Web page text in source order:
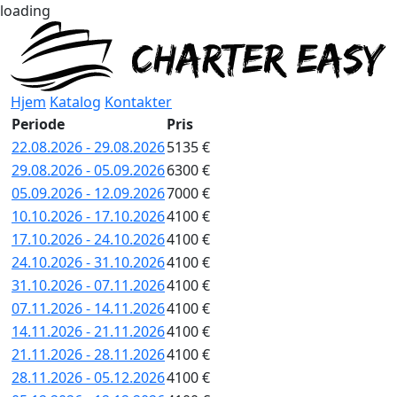
loading
Hjem Katalog Kontakter
Periode
Pris
22.08.2026 - 29.08.20265135 €
29.08.2026 - 05.09.20266300 €
05.09.2026 - 12.09.20267000 €
10.10.2026 - 17.10.20264100 €
17.10.2026 - 24.10.20264100 €
24.10.2026 - 31.10.20264100 €
31.10.2026 - 07.11.20264100 €
07.11.2026 - 14.11.20264100 €
14.11.2026 - 21.11.20264100 €
21.11.2026 - 28.11.20264100 €
28.11.2026 - 05.12.20264100 €